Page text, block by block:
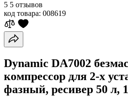
5 5 отзывов
код товара: 008619
Dynamic DA7002
компрессор для 2-х
фазный, ресивер 50 л,